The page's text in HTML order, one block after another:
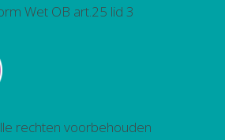
Wet OB art.25 lid 3
rechten voorbehouden